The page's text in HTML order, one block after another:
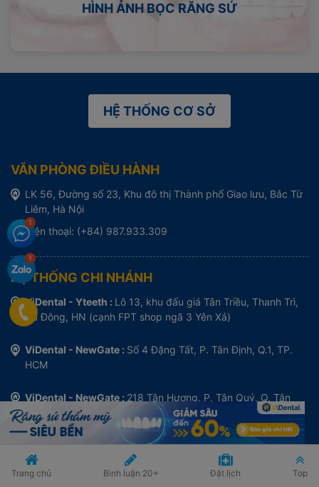
HÌNH ẢNH BỌC RĂNG SỨ
HỆ THỐNG CƠ SỞ
VĂN PHÒNG ĐIỀU HÀNH
LK 56, Đường số 23, Khu đô thị Thành phố Giao lưu, Bắc Từ
Liêm, Hà Nội
Điện thoại: (+84) 987.933.309
HỆ THỐNG CHI NHÁNH
ViDental - Yteeth : Lô 13, khu đấu giá Tân Triều, Thanh Trì,
Hà Đông, HN (cạnh FPT shop ngã 3 Yên Xá)
ViDental - NewGate : Số 4 Đặng Tất, P. Tân Định, Q.1, TP.
HCM
ViDental - NewGate : 218 Tân Hương, P. Tân Quý, Q. Tân
Phú, TP. HCM
ViDental - Apec :359C - 359D Đỗ Xuân Hợp, Phường
Phước Long B – TP. Thủ Đức, TP. HCM
Trang chủ Bình luận 20+ Đặt lịch Top